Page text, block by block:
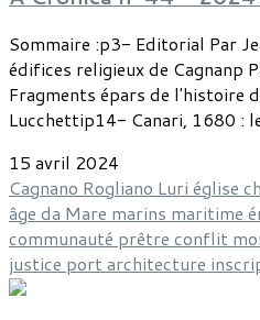
Sommaire :p3- Editorial Par
édifices religieux de
Fragments épars de l'histoire
Lucchettip14- Canari, 1680 :
15 avril 2024
Cagnano Rogliano Luri église
âge da Mare marins maritime
communauté prêtre conflit
justice portarchitecture